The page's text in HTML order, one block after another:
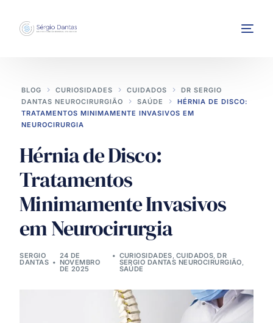
BLOG CURIOSIDADES CUIDADOS
DR SERGIO
DANTAS NEUROCIRURGIÃO
SAÚDE
HÉRNIA DE DISCO:
TRATAMENTOS MINIMAMENTE INVASIVOS EM
NEUROCIRURGIA
Hérnia de Disco:
Tratamentos
Minimamente Invasivos
em Neurocirurgia
SERGIO
DANTAS
24 DE
NOVEMBRO
DE 2025
CURIOSIDADES, CUIDADOS,DR
SERGIO DANTAS NEUROCIRURGIÃO,
SAÚDE
INTERVENÇÕES